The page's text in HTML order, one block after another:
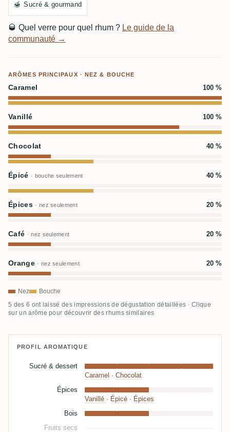
🍯 Sucré & gourmand
🥃 Quel verre pour quel rhum ? Le guide de la
communauté →
ARÔMES PRINCIPAUX · NEZ & BOUCHE
Caramel 100 %
Vanillé 100 %
Chocolat 40 %
Épicé · bouche seulement 40 %
Épices · nez seulement 20 %
Café · nez seulement 20 %
Orange · nez seulement 20 %
Nez Bouche
5 des 6 ont laissé des impressions de dégustation détaillées · Clique
sur un arôme pour découvrir des rhums similaires
PROFIL AROMATIQUE
Sucré & dessert
Caramel · Chocolat
Épices
Vanillé · Épicé · Épices
Bois
Fruits secs